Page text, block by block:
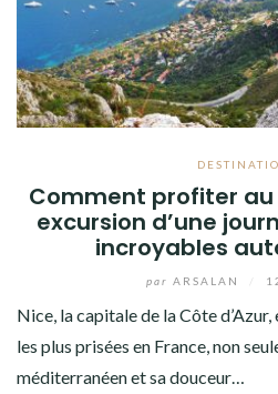
Comment profiter au
excursion d’une
incroyables
par ARSALAN
Nice, la capitale de la Côte d’Azur,
les plus prisées en France, non
méditerranéen et sa douceur…